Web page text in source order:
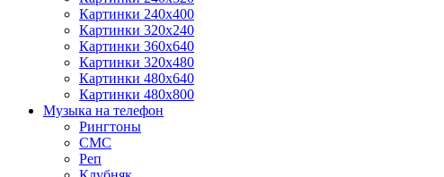
Картинки 240x400
Картинки 320x240
Картинки 360x640
Картинки 320x480
Картинки 480x640
Картинки 480x800
Музыка на телефон
Рингтоны
СМС
Реп